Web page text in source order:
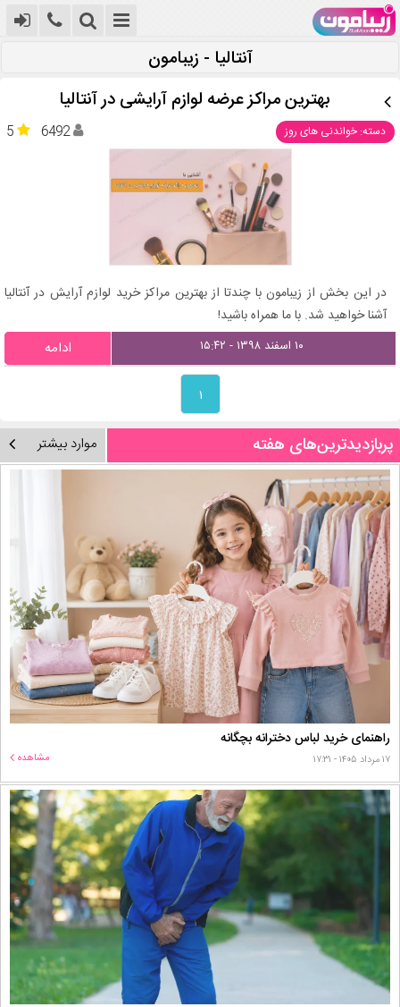
آنتالیا - زیبامون
بهترین مراکز عرضه لوازم آرایشی در آنتالیا
دسته: خواندنی های روز 5 6492
در این بخش از زیبامون با چندتا از بهترین مراکز خرید لوازم آرایش در آنتالیا
آشنا خواهید شد. با ما همراه باشید!
۱۰ اسفند ۱۳۹۸ - ۱۵:۴۲ ادامه
۱
پربازدیدترین‌های هفته موارد بیشتر
راهنمای خرید لباس دخترانه بچگانه
۱۷ مرداد ۱۴۰۵ - ۱۷:۳۱ مشاهده